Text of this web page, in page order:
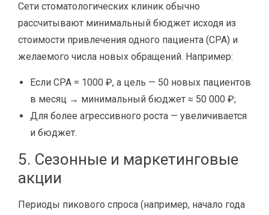
Сети стоматологических клиник обычно
рассчитывают минимальный бюджет исходя из
стоимости привлечения одного пациента (CPA) и
желаемого числа новых обращений. Например:
Если CPA = 1000 ₽, а цель — 50 новых пациентов
в месяц → минимальный бюджет ≈ 50 000 ₽;
Для более агрессивного роста — увеличивается
и бюджет.
5. Сезонные и маркетинговые
акции
Периоды пикового спроса (например, начало года